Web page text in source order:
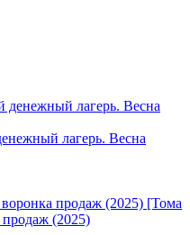
лагерь. Весна
[Тома
продаж (2025)